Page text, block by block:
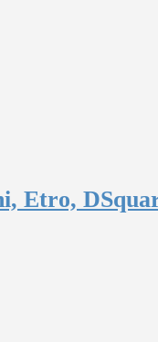
Etro,